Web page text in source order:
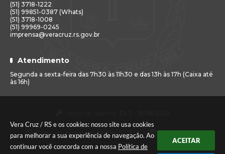
Vera Cruz / RS e os cookies: nosso site usa cookies
para melhorar a sua experiência de navegação. Ao
continuar você concorda com a nossa Política de
ACEITAR
(51) 3718-1222
(51) 99851-0387 (Whats)
(51) 3718-1008
(51) 99969-0245
imprensa@veracruz.rs.gov.br
Atendimento
Segunda a sexta-feira das 7h30 às 11h30 e das 13h às 17h (Caixa até
às 16h)
Portal atualizado em:06/08/2026 17:00